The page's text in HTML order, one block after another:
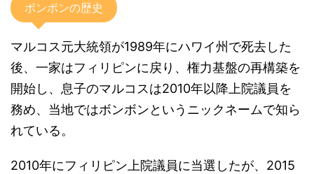
ボンボンの歴史
マルコス元大統領が1989年にハワイ州で死去した
後、一家はフィリピンに戻り、権力基盤の再構築を
開始し、息子のマルコスは2010年以降上院議員を
務め、当地ではボンボンというニックネームで知ら
れている。
2010年にフィリピン上院議員に当選したが、2015